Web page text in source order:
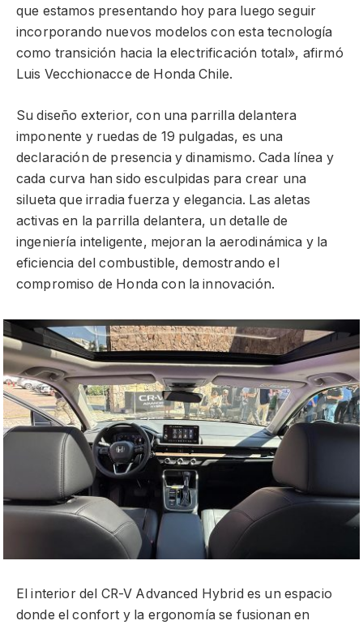
que estamos presentando hoy para luego seguir
incorporando nuevos modelos con esta tecnología
como transición hacia la electrificación total», afirmó
Luis Vecchionacce de Honda Chile.
Su diseño exterior, con una parrilla delantera
imponente y ruedas de 19 pulgadas, es una
declaración de presencia y dinamismo. Cada línea y
cada curva han sido esculpidas para crear una
silueta que irradia fuerza y elegancia. Las aletas
activas en la parrilla delantera, un detalle de
ingeniería inteligente, mejoran la aerodinámica y la
eficiencia del combustible, demostrando el
compromiso de Honda con la innovación.
El interior del CR-V Advanced Hybrid es un espacio
donde el confort y la ergonomía se fusionan en